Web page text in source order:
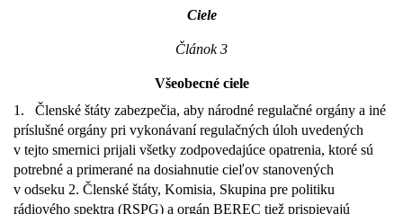
Ciele
Článok 3
Všeobecné ciele
1.
Členské štáty zabezpečia, aby národné regulačné orgány a iné
príslušné orgány pri vykonávaní regulačných úloh uvedených
v tejto smernici prijali všetky zodpovedajúce opatrenia, ktoré sú
potrebné a primerané na dosiahnutie cieľov stanovených
v odseku 2. Členské štáty, Komisia, Skupina pre politiku
rádiového spektra (RSPG) a orgán BEREC tiež prispievajú